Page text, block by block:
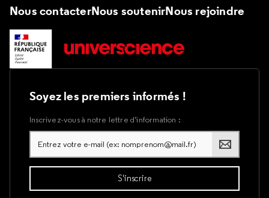
Nous contacterNous soutenirNous rejoindre
Soyez les premiers informés !
Inscrivez-vous à notre lettre d’information :